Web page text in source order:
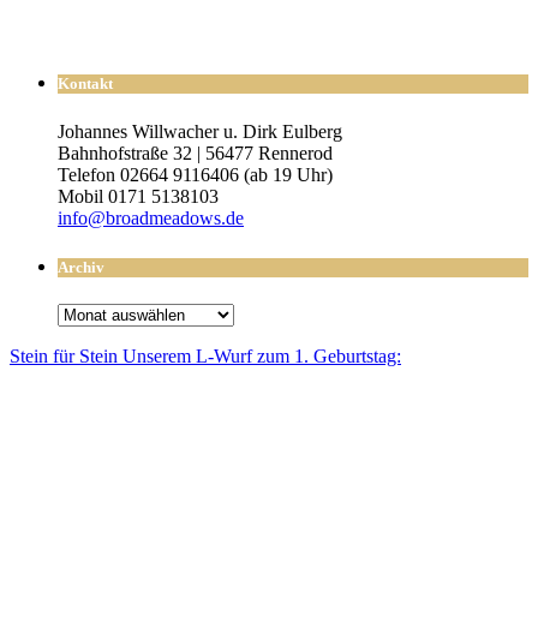
Kontakt
Johannes Willwacher u. Dirk Eulberg
Bahnhofstraße 32 | 56477 Rennerod
Telefon 02664 9116406 (ab 19 Uhr)
Mobil 0171 5138103
info@broadmeadows.de
Archiv
Archiv
Stein für Stein Unse­rem L-Wurf zum 1. Geburtstag: